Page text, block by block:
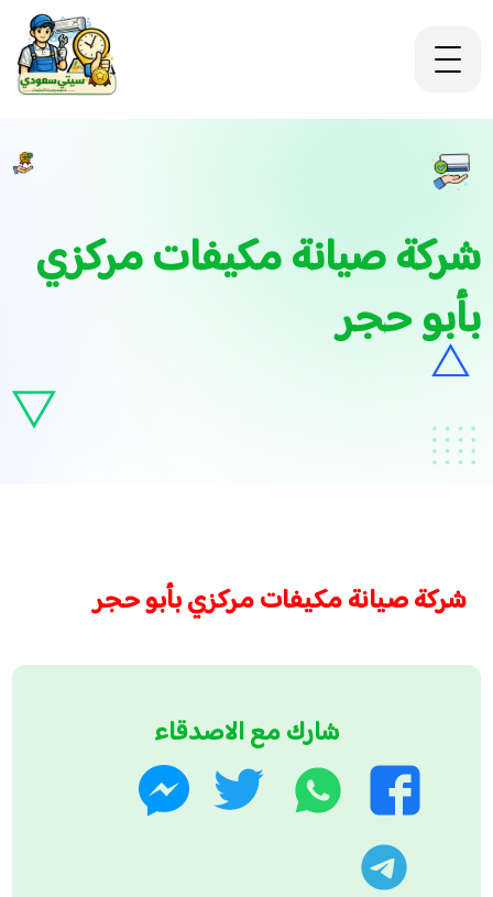
شركة صيانة مكيفات مركزي
بأبو حجر
شركة صيانة مكيفات مركزي بأبو حجر
شارك مع الاصدقاء
فيسبوك
واتساب تويتر